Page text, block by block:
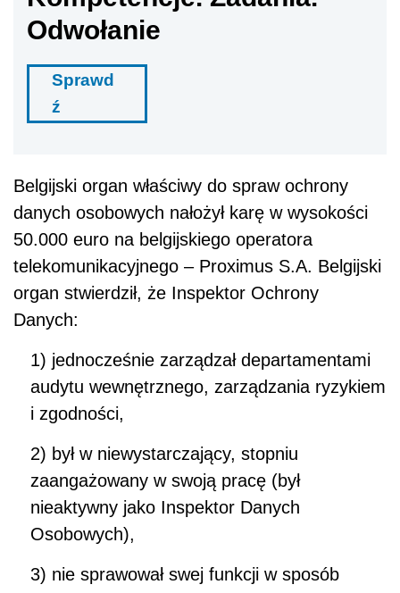
Odwołanie
Sprawd
ź
Belgijski organ właściwy do spraw ochrony
danych osobowych nałożył karę w wysokości
50.000 euro na belgijskiego operatora
telekomunikacyjnego – Proximus S.A. Belgijski
organ stwierdził, że Inspektor Ochrony
Danych:
1) jednocześnie zarządzał departamentami
audytu wewnętrznego, zarządzania ryzykiem
i zgodności,
2) był w niewystarczający, stopniu
zaangażowany w swoją pracę (był
nieaktywny jako Inspektor Danych
Osobowych),
3) nie sprawował swej funkcji w sposób